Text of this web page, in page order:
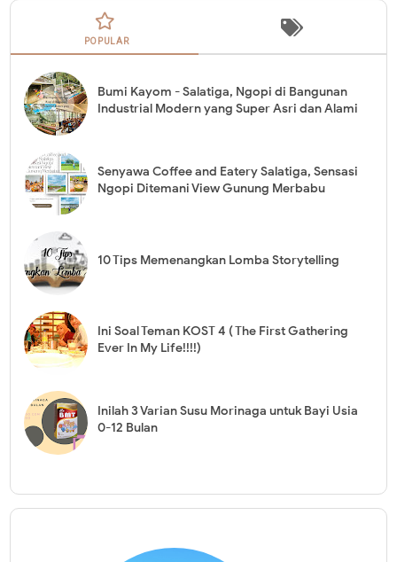
POPULAR
Bumi Kayom - Salatiga, Ngopi di Bangunan
Industrial Modern yang Super Asri dan Alami
Senyawa Coffee and Eatery Salatiga, Sensasi
Ngopi Ditemani View Gunung Merbabu
10 Tips Memenangkan Lomba Storytelling
Ini Soal Teman KOST 4 ( The First Gathering
Ever In My Life!!!!)
Inilah 3 Varian Susu Morinaga untuk Bayi Usia
0-12 Bulan